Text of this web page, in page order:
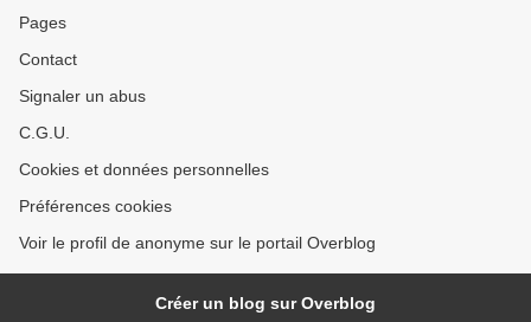
Pages
Contact
Signaler un abus
C.G.U.
Cookies et données personnelles
Préférences cookies
Voir le profil de anonyme sur le portail Overblog
Créer un blog sur Overblog